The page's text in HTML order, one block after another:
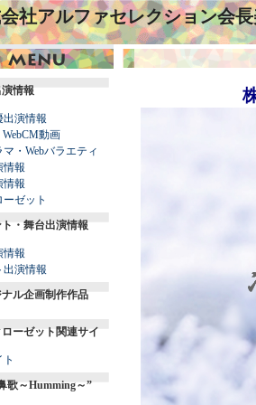
社アルファセレクション会
情報
出演情報
動画
・Webバラエティ
情報
情報
ゼット
・舞台出演情報
情報
出演情報
ル企画制作作品
ーゼット関連サイ
歌～Humming～”
株